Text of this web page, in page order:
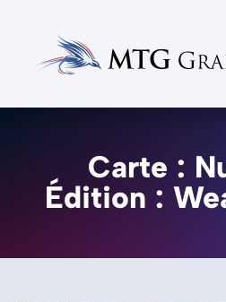
Carte :
Édition :